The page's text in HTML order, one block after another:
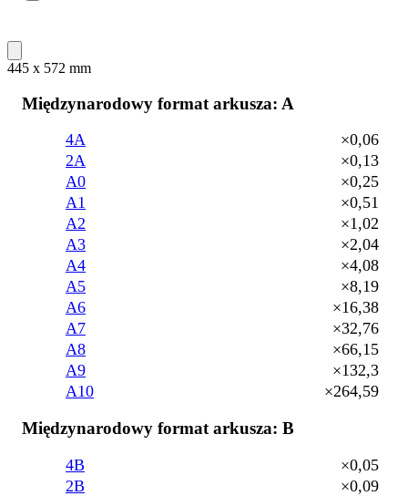
445 x 572 mm
Międzynarodowy format arkusza: A
4A
×0,06
2A
×0,13
A0
×0,25
A1
×0,51
A2
×1,02
A3
×2,04
A4
×4,08
A5
×8,19
A6
×16,38
A7
×32,76
A8
×66,15
A9
×132,3
A10
×264,59
Międzynarodowy format arkusza: B
4B
×0,05
2B
×0,09